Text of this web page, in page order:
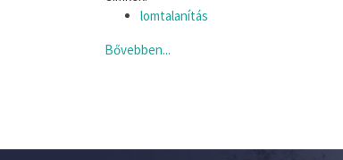
lomtalanítás
Bővebben...